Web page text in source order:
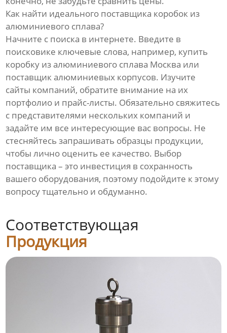
Как найти идеального поставщика коробок из
алюминиевого сплава?
Начните с поиска в интернете. Введите в
поисковике ключевые слова, например, купить
коробку из алюминиевого сплава Москва или
поставщик алюминиевых корпусов. Изучите
сайты компаний, обратите внимание на их
портфолио и прайс-листы. Обязательно свяжитесь
с представителями нескольких компаний и
задайте им все интересующие вас вопросы. Не
стесняйтесь запрашивать образцы продукции,
чтобы лично оценить ее качество. Выбор
поставщика – это инвестиция в сохранность
вашего оборудования, поэтому подойдите к этому
вопросу тщательно и обдуманно.
Соответствующая
Продукция